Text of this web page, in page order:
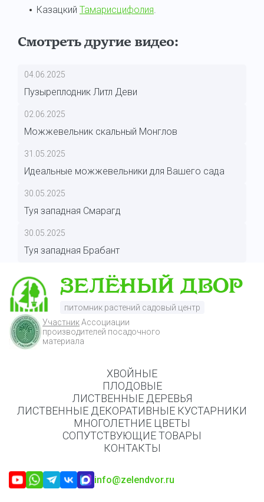
Казацкий Тамарисцифолия.
Смотреть другие видео:
04.06.2025
Пузыреплодник Литл Деви
02.06.2025
Можжевельник скальный Монглов
31.05.2025
Идеальные можжевельники для Вашего сада
30.05.2025
Туя западная Смарагд
30.05.2025
Туя западная Брабант
питомник растений садовый центр
УчастникАссоциации
производителей посадочного
материала
ХВОЙНЫЕ
ПЛОДОВЫЕ
ЛИСТВЕННЫЕ ДЕРЕВЬЯ
ЛИСТВЕННЫЕ ДЕКОРАТИВНЫЕ КУСТАРНИКИ
МНОГОЛЕТНИЕ ЦВЕТЫ
СОПУТСТВУЮЩИЕ ТОВАРЫ
КОНТАКТЫ
info@zelendvor.ru